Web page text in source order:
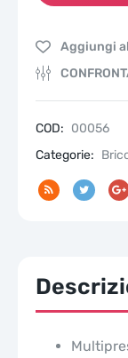
10/16A
1,5
mt
16A
quantità
Aggiungi
COD: 00056
Categorie: